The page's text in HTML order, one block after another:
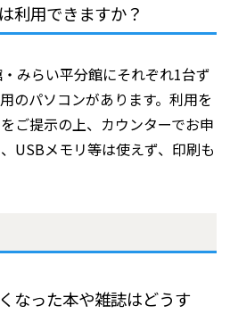
利用できますか？
みらい平分館にそれぞれ1台ず
のパソコンがあります。利用を
ご提示の上、カウンターでお申
USBメモリ等は使えず、印刷も
なった本や雑誌はどうす